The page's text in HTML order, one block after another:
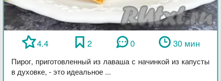
4.4 2 0 30 мин
Пирог, приготовленный из лаваша с начинкой из капусты
в духовке, - это идеальное ...